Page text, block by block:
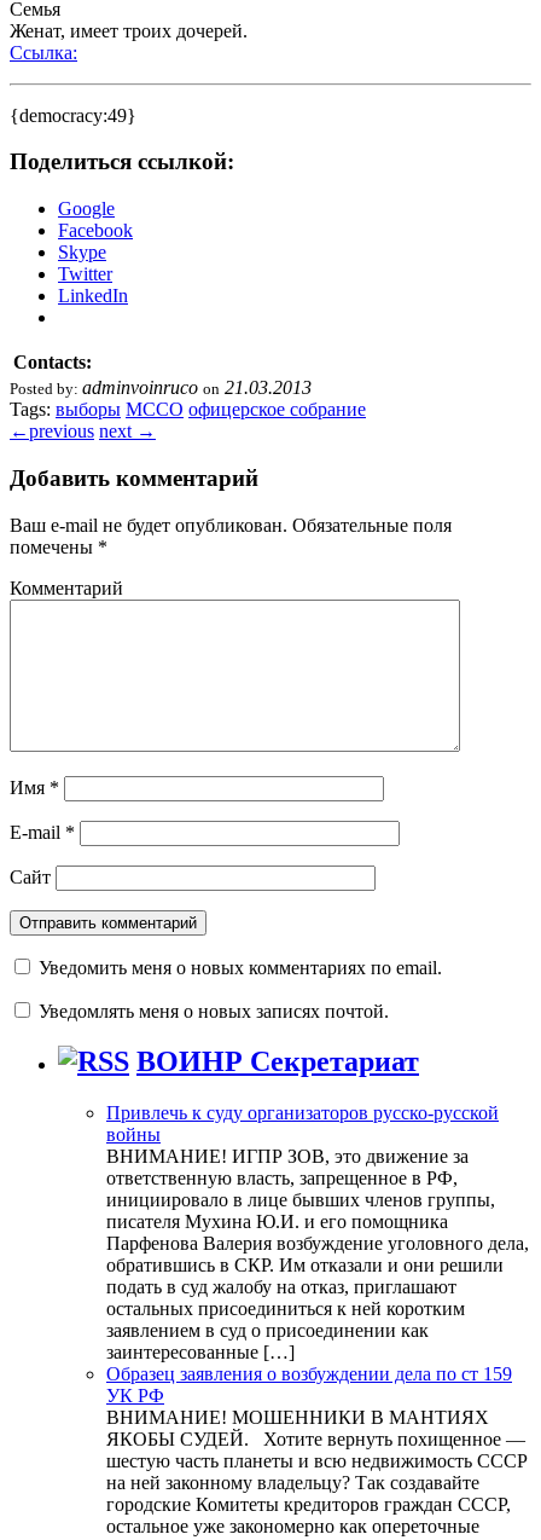
Семья
Женат, имеет троих дочерей.
Ссылка:
{democracy:49}
Поделиться ссылкой:
Google
Facebook
Skype
Twitter
LinkedIn
Contacts:
Posted by: adminvoinruco on 21.03.2013
Tags: выборы МССО офицерское собрание
←previous next →
Добавить комментарий
Ваш e-mail не будет опубликован. Обязательные поля
помечены *
Комментарий
Имя *
E-mail *
Сайт
Уведомить меня о новых комментариях по email.
Уведомлять меня о новых записях почтой.
ВОИНР Секретариат
Привлечь к суду организаторов русско-русской
войны
ВНИМАНИЕ! ИГПР ЗОВ, это движение за
ответственную власть, запрещенное в РФ,
инициировало в лице бывших членов группы,
писателя Мухина Ю.И. и его помощника
Парфенова Валерия возбуждение уголовного дела,
обратившись в СКР. Им отказали и они решили
подать в суд жалобу на отказ, приглашают
остальных присоединиться к ней коротким
заявлением в суд о присоединении как
заинтересованные […]
Образец заявления о возбуждении дела по ст 159
УК РФ
ВНИМАНИЕ! МОШЕННИКИ В МАНТИЯХ
ЯКОБЫ СУДЕЙ. Хотите вернуть похищенное —
шестую часть планеты и всю недвижимость СССР
на ней законному владельцу? Так создавайте
городские Комитеты кредиторов граждан СССР,
остальное уже закономерно как опереточные